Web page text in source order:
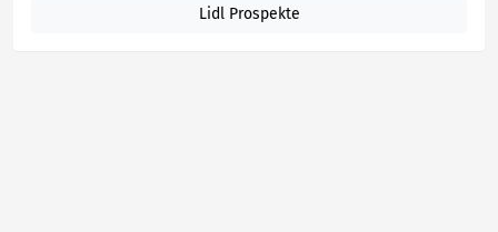
Lidl Prospekte